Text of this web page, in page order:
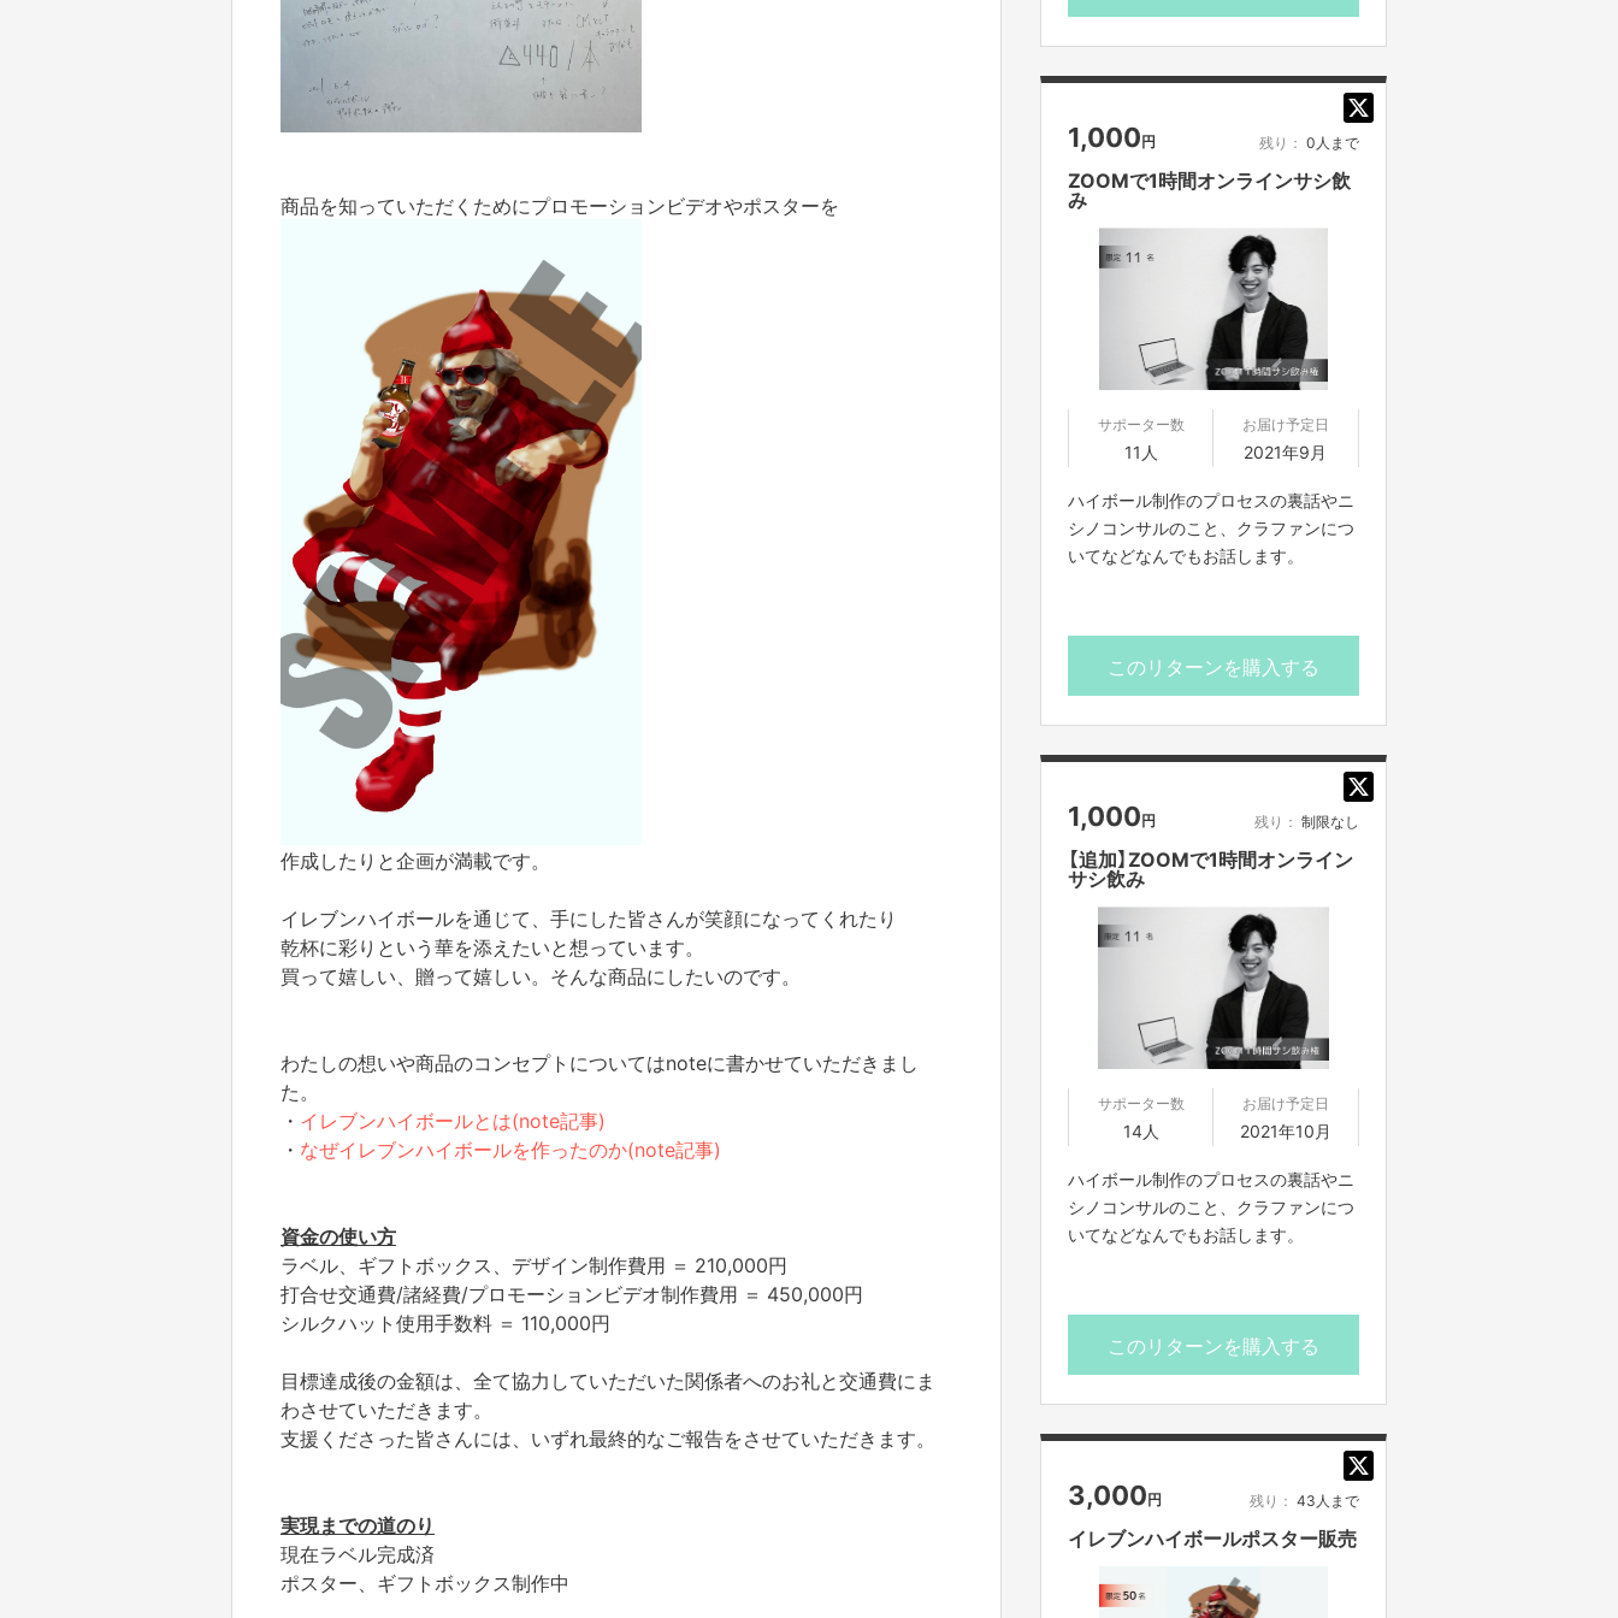
商品を知っていただくためにプロモーションビデオやポスターを
作成したりと企画が満載です。
イレブンハイボールを通じて、手にした皆さんが笑顔になってくれたり
乾杯に彩りという華を添えたいと想っています。
買って嬉しい、贈って嬉しい。そんな商品にしたいのです。
わたしの想いや商品のコンセプトについてはnoteに書かせていただきまし
た。
・ イレブンハイボールとは(note記事)
・ なぜイレブンハイボールを作ったのか(note記事)
資金の使い方
ラベル、ギフトボックス、デザイン制作費用 ＝ 210,000円
打合せ交通費/諸経費/プロモーションビデオ制作費用 ＝ 450,000円
シルクハット使用手数料 ＝ 110,000円
目標達成後の金額は、全て協力していただいた関係者へのお礼と交通費にま
わさせていただきます。
支援くださった皆さんには、いずれ最終的なご報告をさせていただきます。
実現までの道のり
現在ラベル完成済
ポスター、ギフトボックス制作中
1,000円 残り： 0人まで
ZOOMで1時間オンラインサシ飲
み
サポーター数
11人
お届け予定日
2021年9月
ハイボール制作のプロセスの裏話やニ
シノコンサルのこと、クラファンにつ
いてなどなんでもお話します。
このリターンを購入する
1,000円 残り： 制限なし
【追加】ZOOMで1時間オンライン
サシ飲み
サポーター数
14人
お届け予定日
2021年10月
ハイボール制作のプロセスの裏話やニ
シノコンサルのこと、クラファンにつ
いてなどなんでもお話します。
このリターンを購入する
3,000円 残り： 43人まで
イレブンハイボールポスター販売